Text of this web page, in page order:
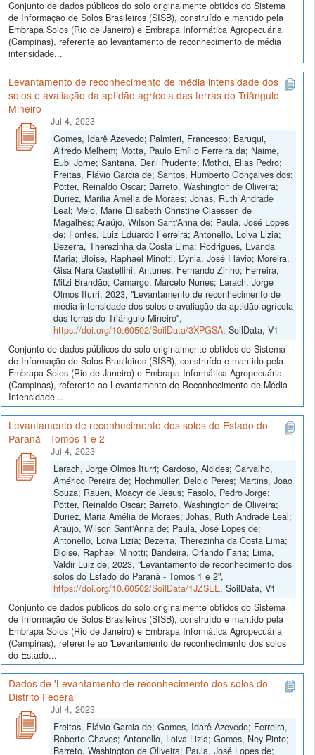
Conjunto de dados públicos do solo originalmente obtidos do Sistema
de Informação de Solos Brasileiros (SISB), construído e mantido pela
Embrapa Solos (Rio de Janeiro) e Embrapa Informática Agropecuária
(Campinas), referente ao levantamento de reconhecimento de média
intensidade...
Levantamento de reconhecimento de média intensidade dos
solos e avaliação da aptidão agrícola das terras do Triângulo
Mineiro
Jul 4, 2023
Gomes, Idarê Azevedo; Palmieri, Francesco; Baruqui,
Alfredo Melhem; Motta, Paulo Emílio Ferreira da; Naime,
Eubi Jorne; Santana, Derli Prudente; Mothci, Elias Pedro;
Freitas, Flávio Garcia de; Santos, Humberto Gonçalves dos;
Pötter, Reinaldo Oscar; Barreto, Washington de Oliveira;
Duriez, Marilia Amélia de Moraes; Johas, Ruth Andrade
Leal; Melo, Marie Elisabeth Christine Claessen de
Magalhẽs; Araújo, Wilson Sant'Anna de; Paula, José Lopes
de; Fontes, Luiz Eduardo Ferreira; Antonello, Loiva Lizia;
Bezerra, Therezinha da Costa Lima; Rodrigues, Evanda
Maria; Bloise, Raphael Minotti; Dynia, José Flávio; Moreira,
Gisa Nara Castellini; Antunes, Fernando Zinho; Ferreira,
Mitzi Brandão; Camargo, Marcelo Nunes; Larach, Jorge
Olmos Iturri, 2023, "Levantamento de reconhecimento de
média intensidade dos solos e avaliação da aptidão agrícola
das terras do Triângulo Mineiro",
https://doi.org/10.60502/SoilData/3XPGSA, SoilData, V1
Conjunto de dados públicos do solo originalmente obtidos do Sistema
de Informação de Solos Brasileiros (SISB), construído e mantido pela
Embrapa Solos (Rio de Janeiro) e Embrapa Informática Agropecuária
(Campinas), referente ao Levantamento de Reconhecimento de Média
Intensidade...
Levantamento de reconhecimento dos solos do Estado do
Paraná - Tomos 1 e 2
Jul 4, 2023
Larach, Jorge Olmos Iturri; Cardoso, Alcides; Carvalho,
Américo Pereira de; Hochmüller, Delcio Peres; Martins, João
Souza; Rauen, Moacyr de Jesus; Fasolo, Pedro Jorge;
Pötter, Reinaldo Oscar; Barreto, Washington de Oliveira;
Duriez, Maria Amélia de Moraes; Johas, Ruth Andrade Leal;
Araújo, Wilson Sant'Anna de; Paula, José Lopes de;
Antonello, Loiva Lizia; Bezerra, Therezinha da Costa Lima;
Bloise, Raphael Minotti; Bandeira, Orlando Faria; Lima,
Valdir Luiz de, 2023, "Levantamento de reconhecimento dos
solos do Estado do Paraná - Tomos 1 e 2",
https://doi.org/10.60502/SoilData/1JZSEE, SoilData, V1
Conjunto de dados públicos do solo originalmente obtidos do Sistema
de Informação de Solos Brasileiros (SISB), construído e mantido pela
Embrapa Solos (Rio de Janeiro) e Embrapa Informática Agropecuária
(Campinas), referente ao 'Levantamento de reconhecimento dos solos
do Estado...
Dados de 'Levantamento de reconhecimento dos solos do
Distrito Federal'
Jul 4, 2023
Freitas, Flávio Garcia de; Gomes, Idarê Azevedo; Ferreira,
Roberto Chaves; Antonello, Loiva Lizia; Gomes, Ney Pinto;
Barreto, Washington de Oliveira; Paula, José Lopes de;